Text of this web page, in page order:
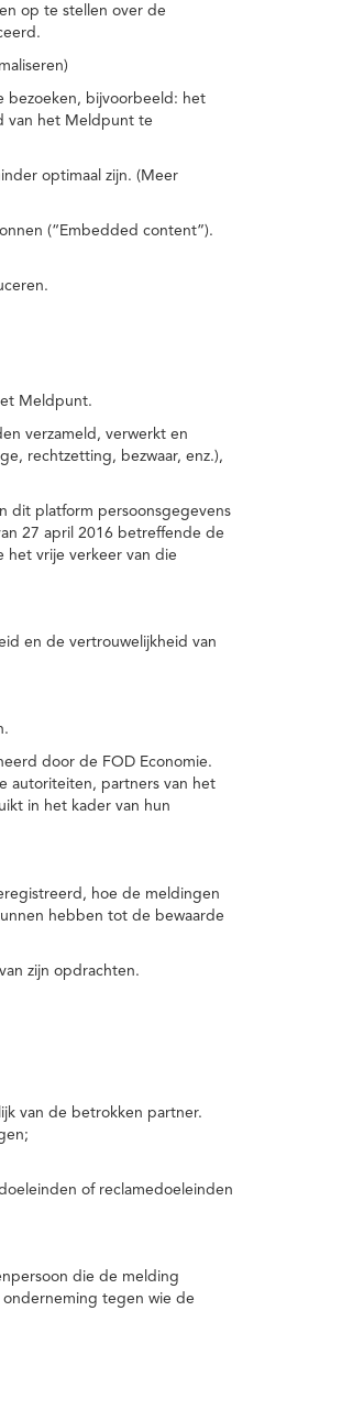
op te stellen over de
bezoeken, bijvoorbeeld: het
van het Meldpunt te
optimaal zijn. (Meer
(“Embedded content”).
Meldpunt.
verzameld, verwerkt en
rechtzetting, bezwaar, enz.),
dit platform persoonsgegevens
27 april 2016 betreffende de
het vrije verkeer van die
en de vertrouwelijkheid van
door de FOD Economie.
autoriteiten, partners van het
in het kader van hun
hoe de meldingen
hebben tot de bewaarde
zijn opdrachten.
van de betrokken partner.
of reclamedoeleinden
die de melding
tegen wie de